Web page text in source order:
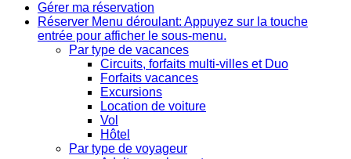
Gérer ma réservation
Réserver Menu déroulant: Appuyez sur la touche
entrée pour afficher le sous-menu.
Par type de vacances
Circuits, forfaits multi-villes et Duo
Forfaits vacances
Excursions
Location de voiture
Vol
Hôtel
Par type de voyageur